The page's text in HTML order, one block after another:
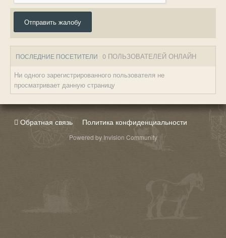
Отправить жалобу
ПОСЛЕДНИЕ ПОСЕТИТЕЛИ 0 ПОЛЬЗОВАТЕЛЕЙ ОНЛАЙН
Ни одного зарегистрированного пользователя не
просматривает данную страницу
Обратная связь Политика конфиденциальности
Powered by Invision Community